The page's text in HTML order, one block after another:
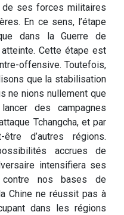
de ses forces militaires
En ce sens, l’étape
dans la Guerre de
Cette étape est
offensive. Toutefois,
que la stabilisation
ne nions nullement que
des campagnes
Tchangcha, et par
d’autres régions.
accrues de
intensifiera ses
contre nos bases de
Chine ne réussit pas à
dans les régions